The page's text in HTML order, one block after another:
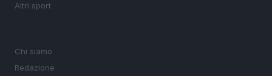
Altri sport
Chi siamo
Redazione